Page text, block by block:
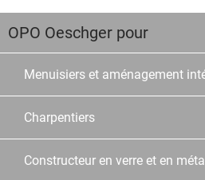
OPO Oeschger pour
Menuisiers et aménagement
Charpentiers
Constructeur en verre et en